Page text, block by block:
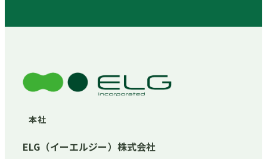
本社
ELG（イーエルジー）株式会社